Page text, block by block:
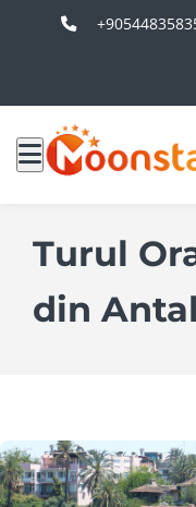
Turul
din